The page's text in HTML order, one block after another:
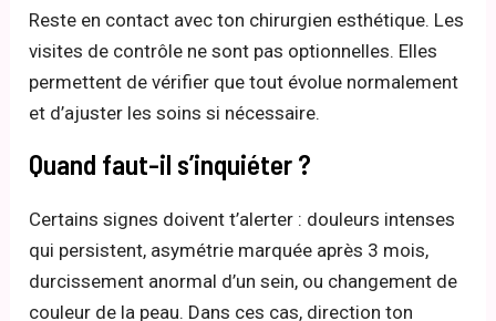
Reste en contact avec ton chirurgien esthétique. Les
visites de contrôle ne sont pas optionnelles. Elles
permettent de vérifier que tout évolue normalement
et d’ajuster les soins si nécessaire.
Quand faut-il s’inquiéter ?
Certains signes doivent t’alerter : douleurs intenses
qui persistent, asymétrie marquée après 3 mois,
durcissement anormal d’un sein, ou changement de
couleur de la peau. Dans ces cas, direction ton